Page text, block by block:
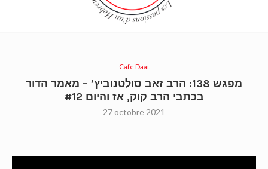
Cafe Daat
מפגש 138: הרב זאב סולטנוביץ’ – מאמר הדור
בכתבי הרב קוק, אז והיום #12
27 octobre 2021